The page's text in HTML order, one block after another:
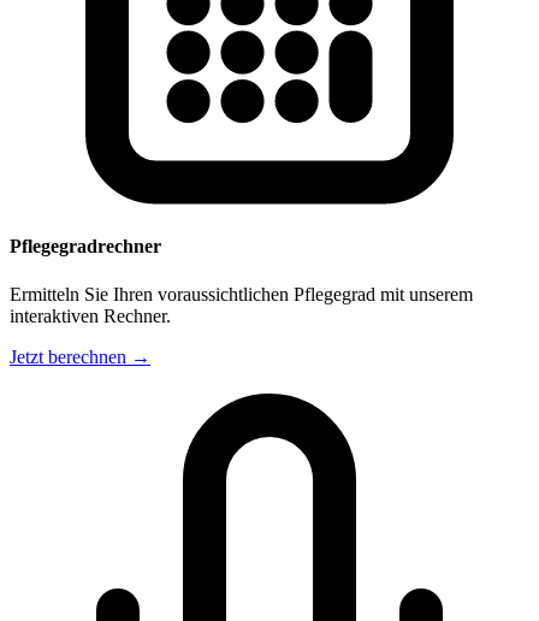
Pflegegradrechner
Ermitteln Sie Ihren voraussichtlichen Pflegegrad mit unserem
interaktiven Rechner.
Jetzt berechnen →